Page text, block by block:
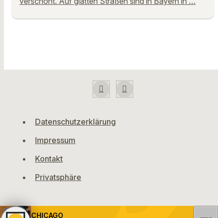
Datenschutzerklärung
Impressum
Kontakt
Privatsphäre
CHICAGO